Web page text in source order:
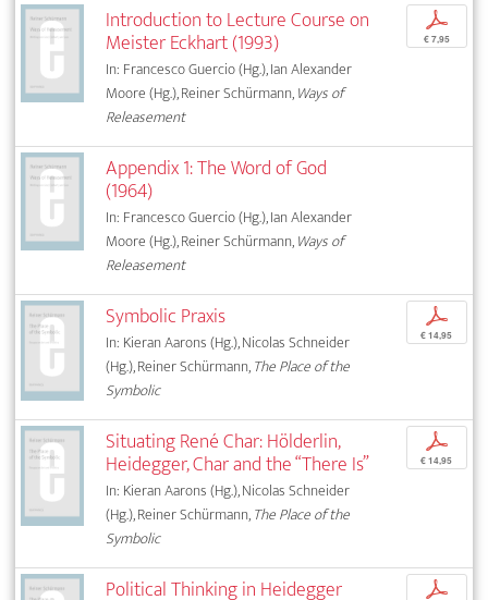
Introduction to Lecture Course on
Meister Eckhart (1993)
In: Francesco Guercio (Hg.), Ian Alexander
Moore (Hg.), Reiner Schürmann,Ways of
Releasement
p
€ 7,95
Appendix 1: The Word of God
(1964)
In: Francesco Guercio (Hg.), Ian Alexander
Moore (Hg.), Reiner Schürmann,Ways of
Releasement
Symbolic Praxis
In: Kieran Aarons (Hg.), Nicolas Schneider
(Hg.), Reiner Schürmann,The Place of the
Symbolic
p
€ 14,95
Situating René Char: Hölderlin,
Heidegger, Char and the “There Is”
In: Kieran Aarons (Hg.), Nicolas Schneider
(Hg.), Reiner Schürmann,The Place of the
Symbolic
p
€ 14,95
Political Thinking in Heidegger p